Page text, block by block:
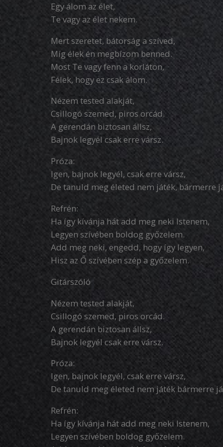
Egy álom az élet,
Te vagy az élet nekem.
Mert szeretet, bátorság a szíved,
Míg élek én megbízom benned.
Most Te vagy fenn a korláton,
Félek, hogy ez csak álom.
Nézem tested alakját,
Csillogó szemed, piros orcád.
A gerendán biztosan állsz,
Bajnok legyél csak erre vársz.
Próza:
Igen, bajnok legyél, csak erre vársz,
De tanuld meg életed nem játék, bármerre
Refrén:
Ha így kívánja hát add meg neki Istenem,
Legyen szívében boldog győzelem.
Add meg neki, engedd, hogy így legyen,
Hisz az Ő szívében szép a győzelem.
Gitárszóló
Nézem tested alakját,
Csillogó szemed, piros orcád.
A gerendán biztosan állsz,
Bajnok legyél csak erre vársz.
Próza:
Igen, bajnok legyél, csak erre vársz,
De tanuld meg életed nem játék bármerre
Refrén:
Ha így kívánja hát add meg neki Istenem,
Legyen szívében boldog győzelem.